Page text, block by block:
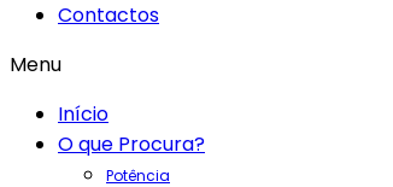
Contactos
Menu
Início
O que Procura?
Potência